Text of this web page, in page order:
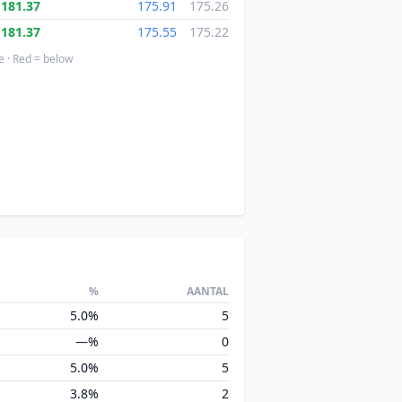
181.37 175.91
175.26
181.37
175.55 175.22
Red = below
% AANTAL
5.0%
5
—%
0
5.0%
5
3.8%
2